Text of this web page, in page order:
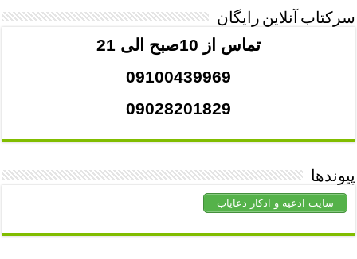
سرکتاب آنلاین رایگان
تماس از 10صبح الی 21
09100439969
09028201829
پیوندها
سایت ادعیه و اذکار دعایاب